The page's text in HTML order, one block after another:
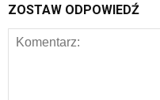
ZOSTAW ODPOWIEDŹ